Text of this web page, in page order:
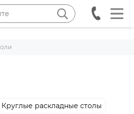
Круглые раскладные столы